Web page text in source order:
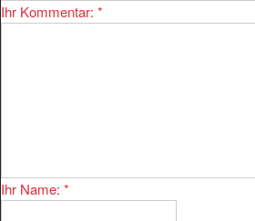
Ihr Kommentar: *
Ihr Name: *